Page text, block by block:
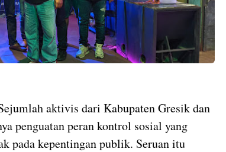
aktivis dari Kabupaten Gresik dan
penguatan peran kontrol sosial yang
pada kepentingan publik. Seruan itu